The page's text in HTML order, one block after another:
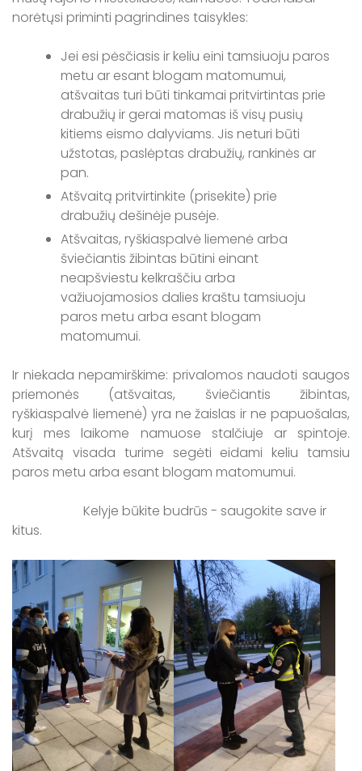
norėtųsi priminti pagrindines taisykles:
Jei esi pėsčiasis ir keliu eini tamsiuoju paros
metu ar esant blogam matomumui,
atšvaitas turi būti tinkamai pritvirtintas prie
drabužių ir gerai matomas iš visų pusių
kitiems eismo dalyviams. Jis neturi būti
užstotas, paslėptas drabužių, rankinės ar
pan.
Atšvaitą pritvirtinkite (prisekite) prie
drabužių dešinėje pusėje.
Atšvaitas, ryškiaspalvė liemenė arba
šviečiantis žibintas būtini einant
neapšviestu kelkraščiu arba
važiuojamosios dalies kraštu tamsiuoju
paros metu arba esant blogam
matomumui.
Ir niekada nepamirškime: privalomos naudoti saugos
priemonės (atšvaitas, šviečiantis žibintas,
ryškiaspalvė liemenė) yra ne žaislas ir ne papuošalas,
kurį mes laikome namuose stalčiuje ar spintoje.
Atšvaitą visada turime segėti eidami keliu tamsiu
paros metu arba esant blogam matomumui.
Kelyje būkite budrūs - saugokite save ir
kitus.